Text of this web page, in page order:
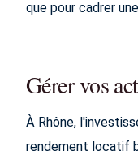
que pour cadrer
Gérer vos
À Rhône,
rendement locatif